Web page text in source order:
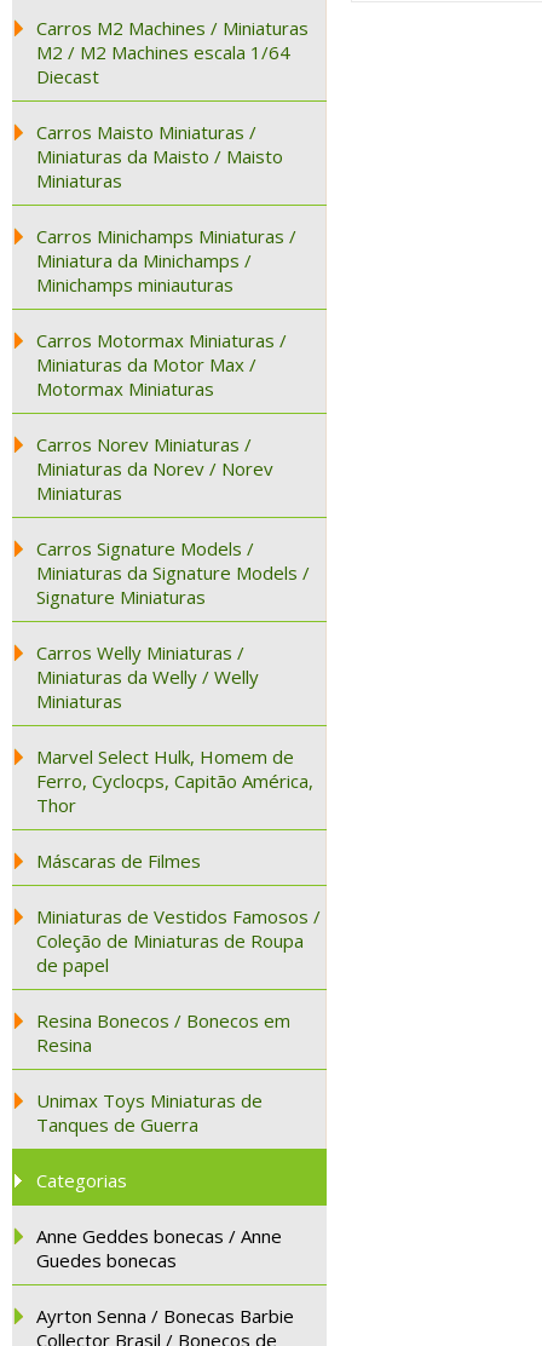
Carros M2 Machines / Miniaturas
M2 / M2 Machines escala 1/64
Diecast
Carros Maisto Miniaturas /
Miniaturas da Maisto / Maisto
Miniaturas
Carros Minichamps Miniaturas /
Miniatura da Minichamps /
Minichamps miniauturas
Carros Motormax Miniaturas /
Miniaturas da Motor Max /
Motormax Miniaturas
Carros Norev Miniaturas /
Miniaturas da Norev / Norev
Miniaturas
Carros Signature Models /
Miniaturas da Signature Models /
Signature Miniaturas
Carros Welly Miniaturas /
Miniaturas da Welly / Welly
Miniaturas
Marvel Select Hulk, Homem de
Ferro, Cyclocps, Capitão América,
Thor
Máscaras de Filmes
Miniaturas de Vestidos Famosos /
Coleção de Miniaturas de Roupa
de papel
Resina Bonecos / Bonecos em
Resina
Unimax Toys Miniaturas de
Tanques de Guerra
Categorias
Anne Geddes bonecas / Anne
Guedes bonecas
Ayrton Senna / Bonecas Barbie
Collector Brasil / Bonecos de